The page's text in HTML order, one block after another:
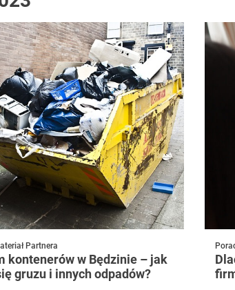
Nowoczesny
Typowe
Jaki
Chcesz
Symfonia
Partnera
kontenerów w Będzinie – jak
gruzu i innych odpadów?